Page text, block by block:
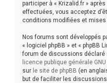
participer à « Krizalid.fr »
effectuées, vous acceptez
conditions modifiées et mises
Nos forums sont développés
« logiciel phpBB » et « phpBB
forum de discussions déclaré
licence publique générale GNU
sur le site de phpBB (en
but de faciliter les